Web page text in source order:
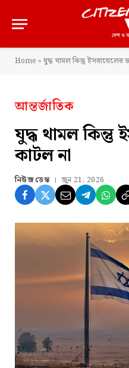
Home »যুদ্ধ থামল কিন্তু ইসরায়েলের
আন্তর্জাতিক
যুদ্ধ থামল কিন্তু
কাটল না
নিউজ ডেস্ক জুন 21, 2026